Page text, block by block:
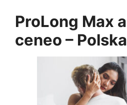
ProLong Max
ceneo – Polska